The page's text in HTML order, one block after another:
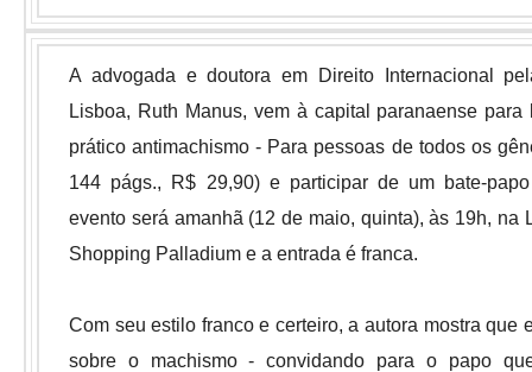
A advogada e doutora em Direito Internacional
Lisboa, Ruth Manus, vem à capital paranaense para
prático antimachismo - Para pessoas de todos os
144 págs., R$ 29,90) e participar de um bate-
evento será amanhã (12 de maio, quinta), às 19h, na
Shopping Palladium e a entrada é franca.
Com seu estilo franco e certeiro, a autora mostra que
sobre o machismo - convidando para o papo